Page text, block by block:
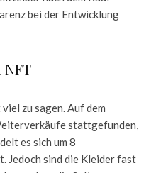
bei der Entwicklung
zu sagen. Auf dem
stattgefunden,
es sich um 8
Jedoch sind die Kleider fast